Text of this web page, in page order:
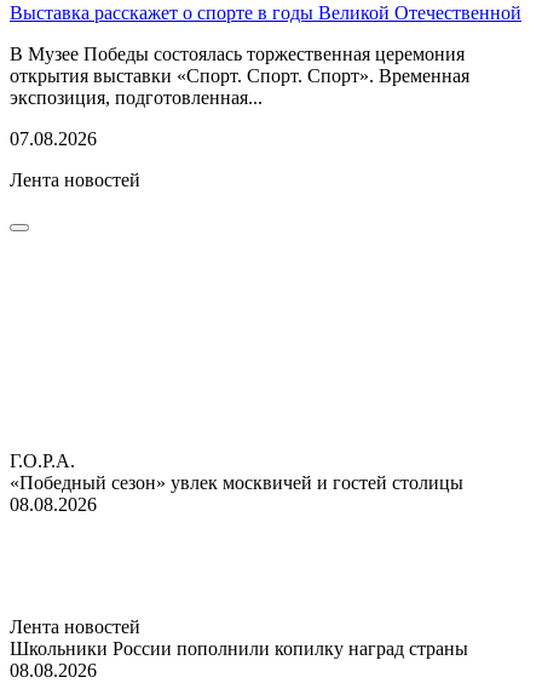
Выставка расскажет о спорте в годы Великой Отечественной
В Музее Победы состоялась торжественная церемония
открытия выставки «Спорт. Спорт. Спорт». Временная
экспозиция, подготовленная...
07.08.2026
Лента новостей
Г.О.Р.А.
«Победный сезон» увлек москвичей и гостей столицы
08.08.2026
Лента новостей
Школьники России пополнили копилку наград страны
08.08.2026